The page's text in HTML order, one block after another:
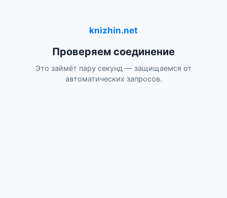
knizhin.net
Проверяем соединение
Это займёт пару секунд — защищаемся от
автоматических запросов.